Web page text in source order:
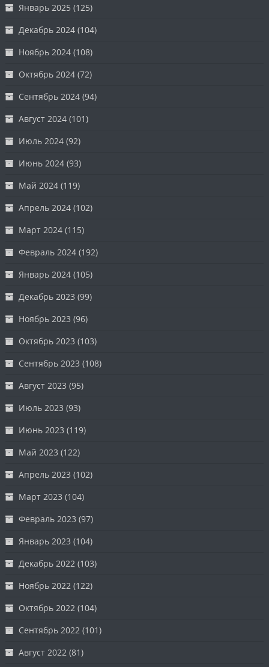
Январь 2025 (125)
Декабрь 2024 (104)
Ноябрь 2024 (108)
Октябрь 2024 (72)
Сентябрь 2024 (94)
Август 2024 (101)
Июль 2024 (92)
Июнь 2024 (93)
Май 2024 (119)
Апрель 2024 (102)
Март 2024 (115)
Февраль 2024 (192)
Январь 2024 (105)
Декабрь 2023 (99)
Ноябрь 2023 (96)
Октябрь 2023 (103)
Сентябрь 2023 (108)
Август 2023 (95)
Июль 2023 (93)
Июнь 2023 (119)
Май 2023 (122)
Апрель 2023 (102)
Март 2023 (104)
Февраль 2023 (97)
Январь 2023 (104)
Декабрь 2022 (103)
Ноябрь 2022 (122)
Октябрь 2022 (104)
Сентябрь 2022 (101)
Август 2022 (81)